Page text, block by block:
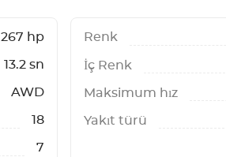
267 hp
13.2 sn
AWD
18
7
Renk
İç Renk
Maksimum hız
Yakıt türü